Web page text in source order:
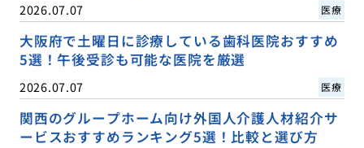
2026.07.07 医療
大阪府で土曜日に診療している歯科医院おすすめ
5選！午後受診も可能な医院を厳選
2026.07.07 医療
関西のグループホーム向け外国人介護人材紹介サ
ービスおすすめランキング5選！比較と選び方